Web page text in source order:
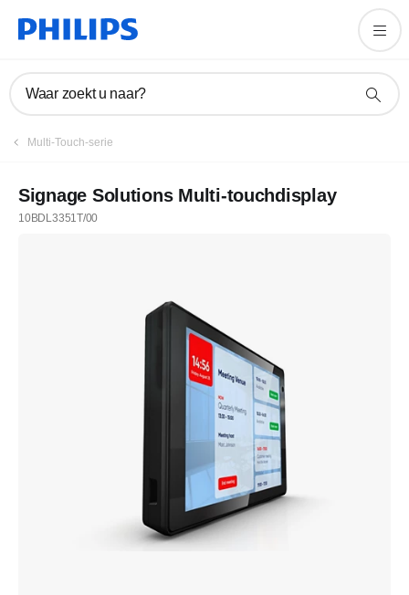
Waar zoekt u naar?
Multi-Touch-serie
Signage Solutions Multi-touchdisplay
10BDL3351T/00